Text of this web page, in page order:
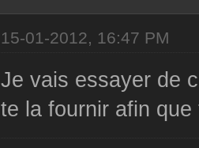
15-01-2012, 16:47 PM
Je vais essayer de
te la fournir afin